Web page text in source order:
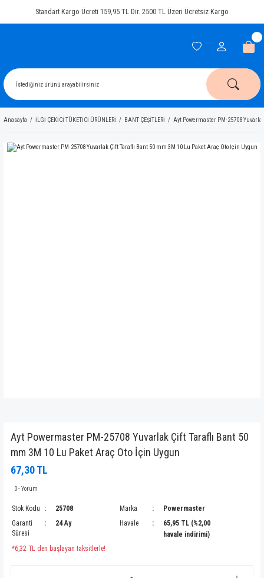
Standart Kargo Ücreti 159,95 TL Dir. 2500 TL Üzeri Ücretsiz Kargo
Anasayfa İLGİ ÇEKİCİ TÜKETİCİ ÜRÜNLERİ BANT ÇEŞİTLERİ Ayt Powermaster PM-25708
Ayt Powermaster PM-25708 Yuvarlak Çift Taraflı Bant 50
mm 3M 10 Lu Paket Araç Oto İçin Uygun
67,30 TL
0 - Yorum
Stok Kodu 25708 Marka
Powermaster
Garanti
Süresi
24 Ay Havale
65,95 TL (%2,00
havale indirimi)
*6,32 TL den başlayan taksitlerle!